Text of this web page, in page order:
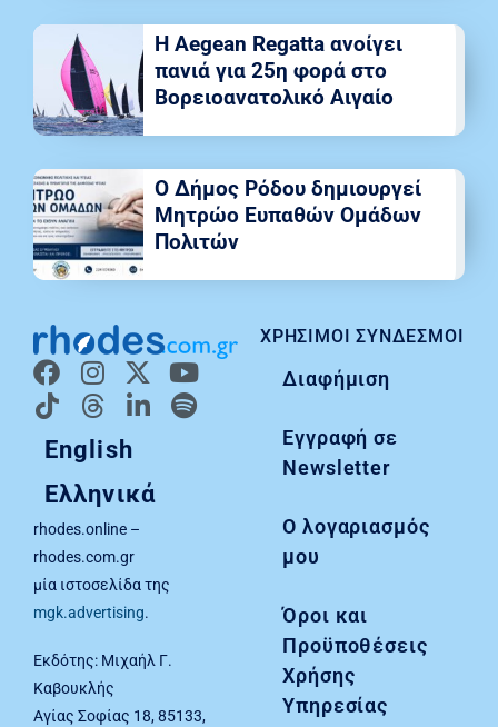
English
Ελληνικά
rhodes.online –
rhodes.com.gr
μία ιστοσελίδα της
mgk.advertising.
Εκδότης: Μιχαήλ Γ.
Καβουκλής
Αγίας Σοφίας 18, 85133,
ΧΡΉΣΙΜΟΙ ΣΎΝΔΕΣΜΟΙ
Διαφήμιση
Εγγραφή σε
Newsletter
Ο λογαριασμός
μου
Όροι και
Προϋποθέσεις
Χρήσης
Υπηρεσίας
Η Aegean Regatta ανοίγει
πανιά για 25η φορά στο
Βορειοανατολικό Αιγαίο
Ο Δήμος Ρόδου δημιουργεί
Μητρώο Ευπαθών Ομάδων
Πολιτών